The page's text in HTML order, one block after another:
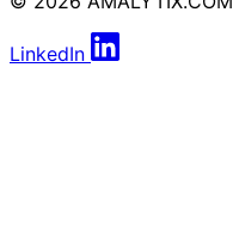
LinkedIn